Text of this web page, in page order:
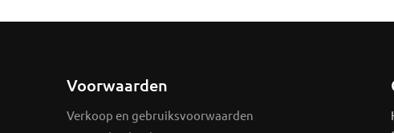
Voorwaarden
Verkoop en gebruiksvoorwaarden